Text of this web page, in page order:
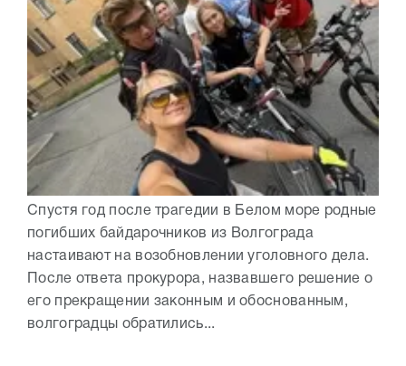
Спустя год после трагедии в Белом море родные
погибших байдарочников из Волгограда
настаивают на возобновлении уголовного дела.
После ответа прокурора, назвавшего решение о
его прекращении законным и обоснованным,
волгоградцы обратились...